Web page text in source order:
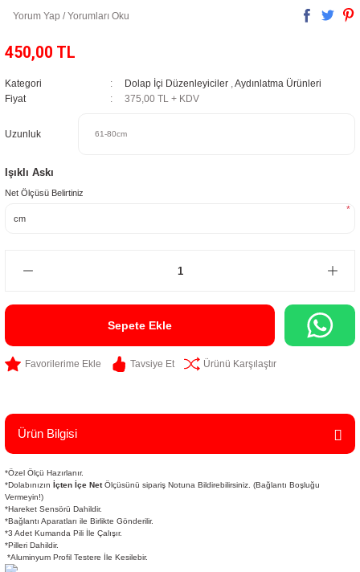
Yorum Yap / Yorumları Oku
450,00 TL
Kategori Dolap İçi Düzenleyiciler ,Aydınlatma Ürünleri
Fiyat
375,00 TL + KDV
Uzunluk
Işıklı Askı
Net Ölçüsü Belirtiniz
*
Sepete Ekle
Tavsiye Et Ürünü Karşılaştır
Ürün Bilgisi
*Özel Ölçü Hazırlanır.
*Dolabınızın İçten İçe NetÖlçüsünü sipariş Notuna Bildirebilirsiniz. (Bağlantı Boşluğu
Vermeyin!)
*Hareket Sensörü Dahildir.
*Bağlantı Aparatları ile Birlikte Gönderilir.
*3 Adet Kumanda Pili İle Çalışır.
*Pilleri Dahildir.
*Aluminyum Profil Testere İle Kesilebir.